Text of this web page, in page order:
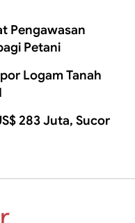
Pengawasan
Petani
Logam Tanah
283 Juta, Sucor